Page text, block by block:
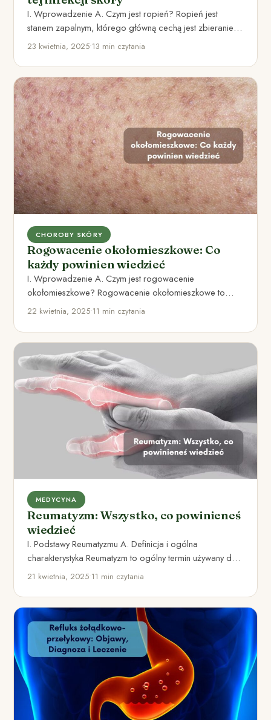
I. Wprowadzenie A. Czym jest ropień? Ropień jest
stanem zapalnym, którego główną cechą jest zbieranie
się ropy w…
23 kwietnia, 2025•13 min czytania
CHOROBY SKÓRY
Rogowacenie okołomieszkowe: Co
każdy powinien wiedzieć
I. Wprowadzenie A. Czym jest rogowacenie
okołomieszkowe? Rogowacenie okołomieszkowe to
przewlekła, łuszcząca się choroba skóry,
22 kwietnia, 2025•11 min czytania
MEDYCYNA
Reumatyzm: Wszystko, co powinieneś
wiedzieć
I. Podstawy Reumatyzmu A. Definicja i ogólna
charakterystyka Reumatyzm to ogólny termin używany do
opisywania różnorodnych schorzeń układu…
21 kwietnia, 2025•11 min czytania